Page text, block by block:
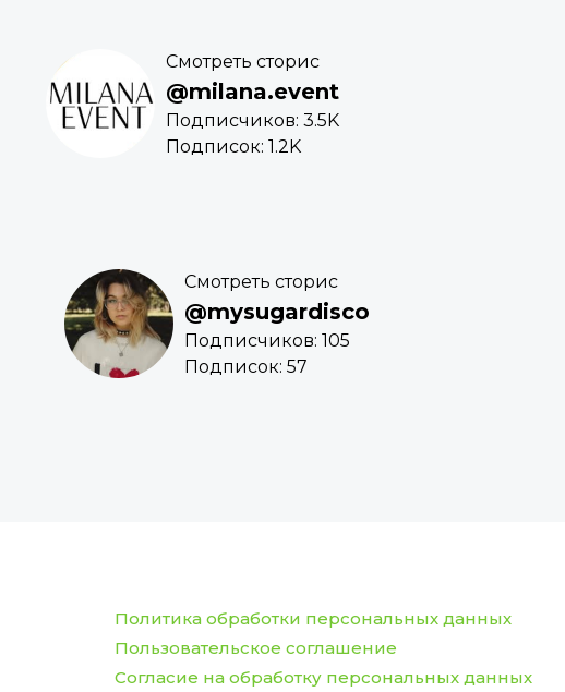
Смотреть сторис
@milana.event
Подписчиков: 3.5K
Подписок: 1.2K
Смотреть сторис
@mysugardisco
Подписчиков: 105
Подписок: 57
Политика обработки персональных данных
Пользовательское соглашение
Согласие на обработку персональных данных